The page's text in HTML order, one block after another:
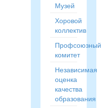
Музей
Хоровой
коллектив
Профсоюзный
комитет
Независимая
оценка
качества
образования